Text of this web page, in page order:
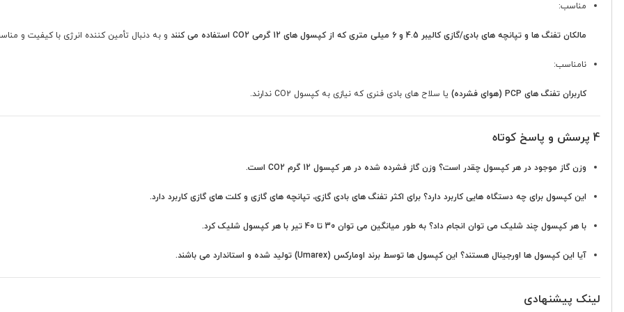
مناسب:
مالکان تفنگ ها و تپانچه های بادی/گازی کالیبر 4.5 و 6 میلی متری که از کپسول های 12 گرمی CO2 استفاده می کنند و به دنبال تأمین کننده انرژی با کیفیت و
نامناسب:
کاربران تفنگ های PCP (هوای فشرده) یا سلاح های بادی فنری که نیازی به کپسول CO2 ندارند.
4 پرسش و پاسخ کوتاه
وزن گاز موجود در هر کپسول چقدر است؟ وزن گاز فشرده شده در هر کپسول 12 گرم CO2 است.
این کپسول برای چه دستگاه هایی کاربرد دارد؟ برای اکثر تفنگ های بادی گازی، تپانچه های گازی و کلت های گازی کاربرد دارد.
با هر کپسول چند شلیک می توان انجام داد؟ به طور میانگین می توان 30 تا 40 تیر با هر کپسول شلیک کرد.
آیا این کپسول ها اورجینال هستند؟ این کپسول ها توسط برند اومارکس (Umarex) تولید شده و استاندارد می باشند.
لینک پیشنهادی